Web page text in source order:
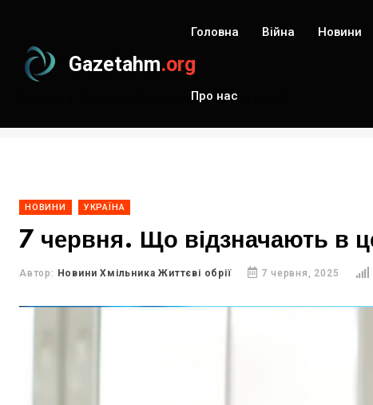
Gazetahm.org
Головна Війна Новини
Про нас
7 червня. Що відзначають в цей день?
НОВИНИ УКРАЇНА
7 червня. Що відзначають в
Автор: Новини Хмільника Життєві обрії 7 червня, 2025